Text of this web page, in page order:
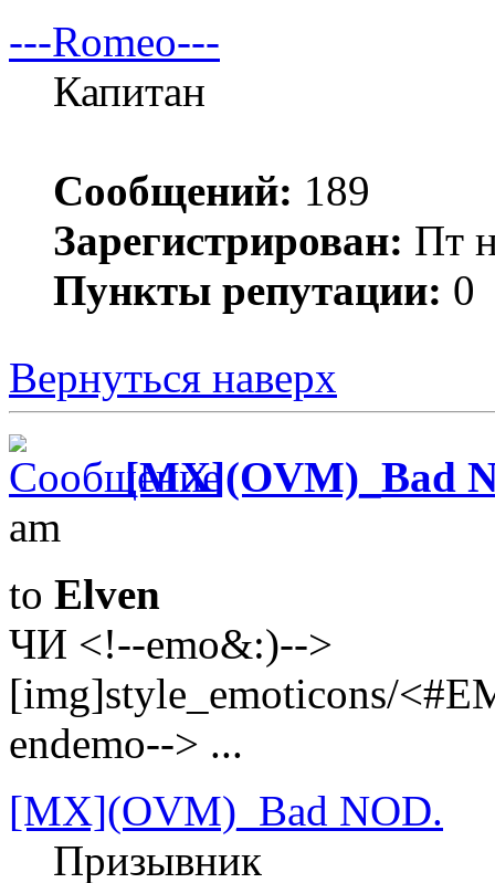
---Romeo---
Капитан
Сообщений: 189
Зарегистрирован: Пт
Пункты репутации: 0
Вернуться наверх
[MX](OVM)_Bad
am
to Elven
ЧИ <!--emo&:)-->
[img]style_emoticons/
endemo--> ...
[MX](OVM)_Bad NOD.
Призывник